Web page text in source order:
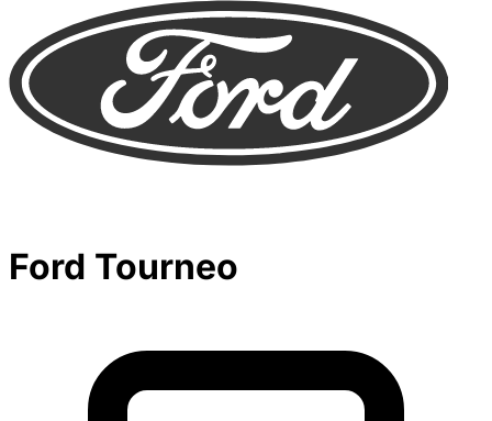
Ford Tourneo